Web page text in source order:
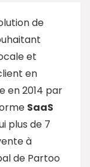
de
et
en
en 2014 par
SaaS
plus de 7
à
de Partoo